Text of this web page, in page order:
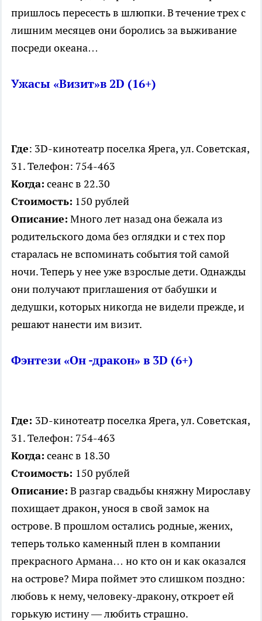
пришлось пересесть в шлюпки. В течение трех с
лишним месяцев они боролись за выживание
посреди океана…
Ужасы «Визит»в 2D (16+)
Где: 3D-кинотеатр поселка Ярега, ул. Советская,
31. Телефон: 754-463
Когда: сеанс в 22.30
Стоимость: 150 рублей
Описание: Много лет назад она бежала из
родительского дома без оглядки и с тех пор
старалась не вспоминать события той самой
ночи. Теперь у нее уже взрослые дети. Однажды
они получают приглашения от бабушки и
дедушки, которых никогда не видели прежде, и
решают нанести им визит.
Фэнтези «Он -дракон» в 3D (6+)
Где: 3D-кинотеатр поселка Ярега, ул. Советская,
31. Телефон: 754-463
Когда: сеанс в 18.30
Стоимость: 150 рублей
Описание: В разгар свадьбы княжну Мирославу
похищает дракон, унося в свой замок на
острове. В прошлом остались родные, жених,
теперь только каменный плен в компании
прекрасного Армана… но кто он и как оказался
на острове? Мира поймет это слишком поздно:
любовь к нему, человеку-дракону, откроет ей
горькую истину — любить страшно.